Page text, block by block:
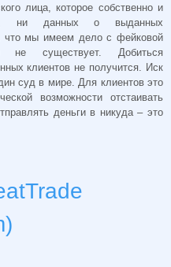
лица, которое собственно и
ни данных о выданных
что мы имеем дело с фейковой
не существует. Добиться
клиентов не получится. Иск
суд в мире. Для клиентов это
возможности отстаивать
деньги в никуда – это